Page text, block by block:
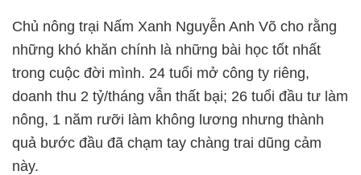
Chủ nông trại Nấm Xanh Nguyễn Anh Võ cho rằng
những khó khăn chính là những bài học tốt nhất
trong cuộc đời mình. 24 tuổi mở công ty riêng,
doanh thu 2 tỷ/tháng vẫn thất bại; 26 tuổi đầu tư làm
nông, 1 năm rưỡi làm không lương nhưng thành
quả bước đầu đã chạm tay chàng trai dũng cảm
này.